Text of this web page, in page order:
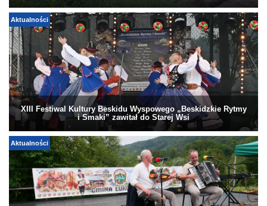
Aktualności
XIII Festiwal Kultury Beskidu Wyspowego „Beskidzkie Rytmy
i Smaki” zawitał do Starej Wsi
Aktualności